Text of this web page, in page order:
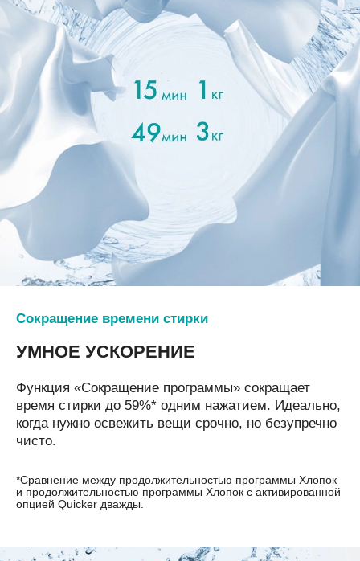
Сокращение времени стирки
УМНОЕ УСКОРЕНИЕ
Функция «Сокращение программы» сокращает
время стирки до 59%* одним нажатием. Идеально,
когда нужно освежить вещи срочно, но безупречно
чисто.
*Сравнение между продолжительностью программы Хлопок
и продолжительностью программы Хлопок с активированной
опцией Quicker дважды.